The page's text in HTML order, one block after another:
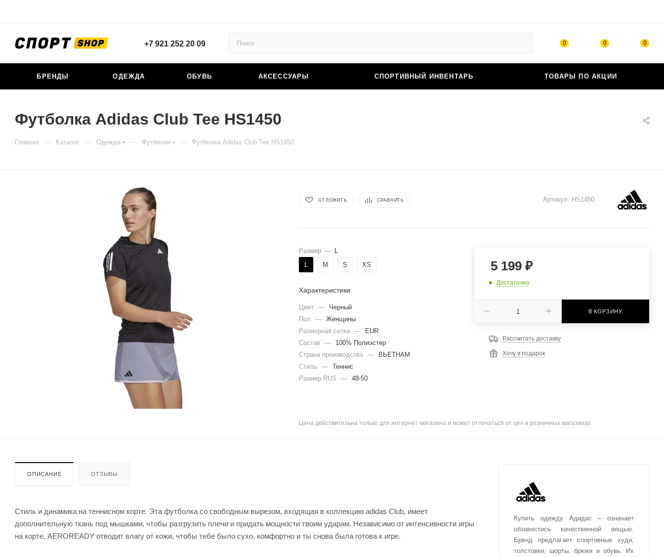
+7 921 252 20 09 0 0 0
БРЕНДЫ ОДЕЖДА ОБУВЬ АКСЕССУАРЫ СПОРТИВНЫЙ ИНВЕНТАРЬ ТОВАРЫ ПО АКЦИИ
Футболка Adidas Club Tee HS1450
Главная — Каталог — Одежда — Футболки — Футболка Adidas Club Tee HS1450
ОТЛОЖИТЬ СРАВНИТЬ Артикул: HS1450
Размер — L
L
M S XS
Характеристики
Цвет —
Черный
Пол
—
Женщины
Размерная сетка
—
EUR
Состав
—
100% Полиэстер
Страна производства
—
ВЬЕТНАМ
Стиль
—
Теннис
Размер RUS
— 48-50
5 199₽
Достаточно
В КОРЗИНУ
Рассчитать доставку
Хочу в подарок
Цена действительна только для интернет-магазина и может отличаться от цен в розничных магазинах
ОПИСАНИЕ ОТЗЫВЫ
Стиль и динамика на теннисном корте. Эта футболка со свободным вырезом, входящая в коллекцию adidas Club, имеет
дополнительную ткань под мышками, чтобы разгрузить плечи и придать мощности твоим ударам. Независимо от интенсивности игры
на корте, AEROREADY отводит влагу от кожи, чтобы тебе было сухо, комфортно и ты снова была готова к игре.
Купить одежду Адидас – означает
обзавестись качественной вещью.
Бренд предлагает спортивные худи,
толстовки, шорты, брюки и обувь. Их